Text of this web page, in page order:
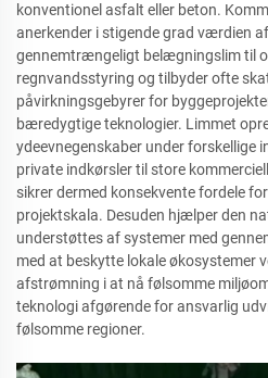
konventionel asfalt eller beton.
anerkender i stigende grad værdien
gennemtrængeligt belægningslim til
regnvandsstyring og tilbyder ofte
påvirkningsgebyrer for
bæredygtige teknologier. Limmet
ydeevnegenskaber under forskellige
private indkørsler til store
sikrer dermed konsekvente fordele
projektskala. Desuden hjælper den
understøttes af systemer med
med at beskytte lokale økosystemer
afstrømning i at nå følsomme
teknologi afgørende for ansvarlig
følsomme regioner.